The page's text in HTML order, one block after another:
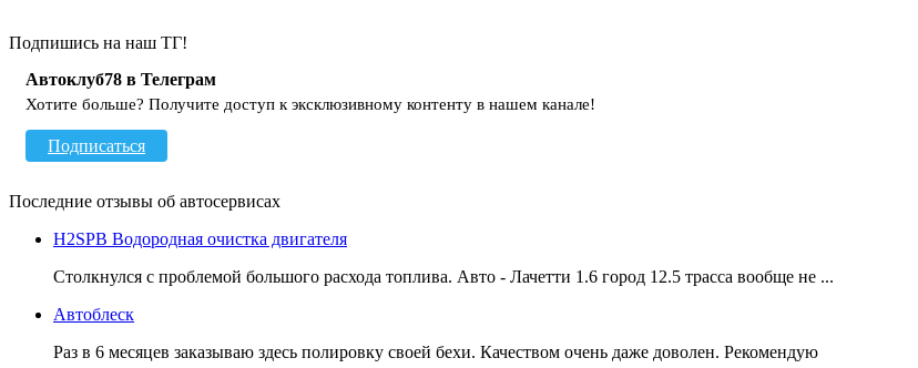
Подпишись на наш ТГ!
Автоклуб78 в Телеграм
Хотите больше? Получите доступ к эксклюзивному контенту в нашем канале!
Подписаться
Последние отзывы об автосервисах
H2SPB Водородная очистка двигателя
Столкнулся с проблемой большого расхода топлива. Авто - Лачетти 1.6 город 12.5 трасса вообще не ...
Автоблеск
Раз в 6 месяцев заказываю здесь полировку своей бехи. Качеством очень даже доволен. Рекомендую